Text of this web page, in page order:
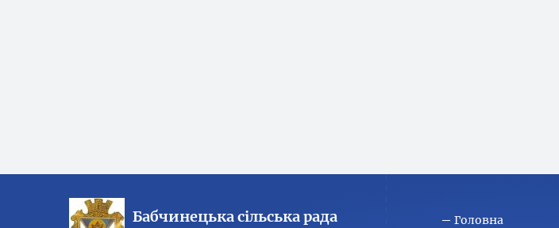
Бабчинецька сільська рада
Головна